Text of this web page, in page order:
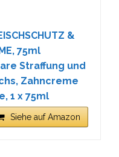
&
75ml
Straffung und
Zahncreme
1 x 75ml
Siehe auf Amazon